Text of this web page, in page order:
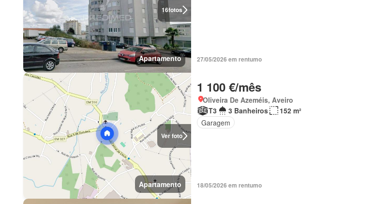
16fotos
Apartamento 27/05/2026 em rentumo
Ver foto
Apartamento
1 100 €/mês
Oliveira De Azeméis, Aveiro
T3
3 Banheiros
152 m²
Garagem
18/05/2026 em rentumo